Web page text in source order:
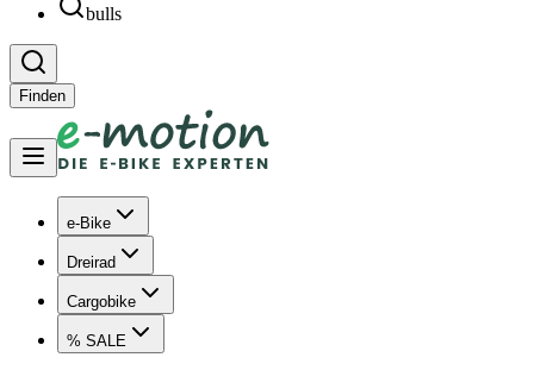
bulls
Finden
e-Bike
Dreirad
Cargobike
% SALE